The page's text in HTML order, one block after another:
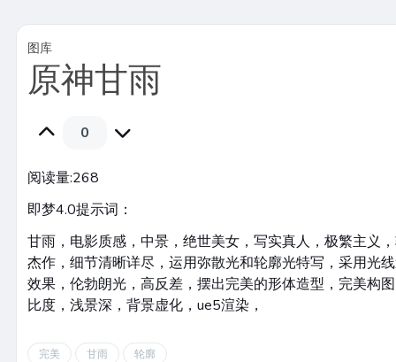
图库
原神甘雨
0
阅读量:268
即梦4.0提示词：
甘雨，电影质感，中景，绝世美女，写实真人，极繁主义
杰作，细节清晰详尽，运用弥散光和轮廓光特写，采用光
效果，伦勃朗光，高反差，摆出完美的形体造型，完美构
比度，浅景深，背景虚化，ue5渲染，
完美 甘雨 轮廓